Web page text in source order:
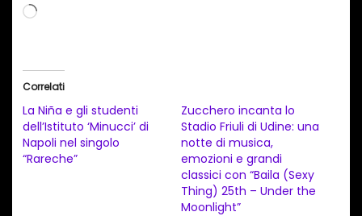
C
a
m
e
Correlati
La Niña e gli studenti
dell’Istituto ‘Minucci’ di
Napoli nel singolo
“Rareche”
Zucchero incanta lo
Stadio Friuli di Udine: una
notte di musica,
emozioni e grandi
classici con “Baila (Sexy
Thing) 25th – Under the
Moonlight”